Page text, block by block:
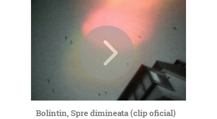
Bolintin, Spre dimineata (clip oficial)